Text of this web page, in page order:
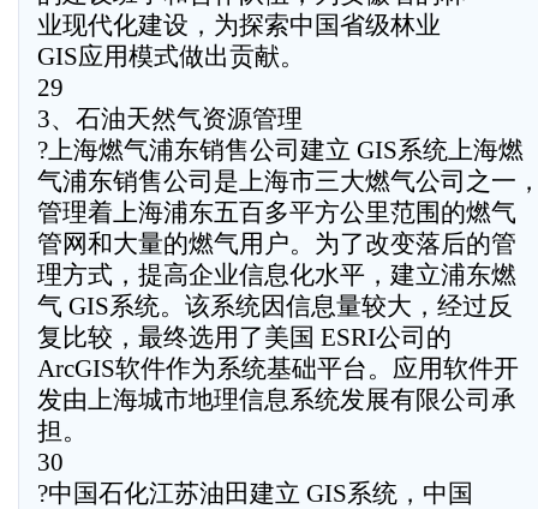
业现代化建设，为探索中国省级林业
GIS应用模式做出贡献。
29
3、石油天然气资源管理
?上海燃气浦东销售公司建立 GIS系统上海燃
气浦东销售公司是上海市三大燃气公司之一
管理着上海浦东五百多平方公里范围的燃气
管网和大量的燃气用户。为了改变落后的管
理方式，提高企业信息化水平，建立浦东燃
气 GIS系统。该系统因信息量较大，经过反
复比较，最终选用了美国 ESRI公司的
ArcGIS软件作为系统基础平台。应用软件开
发由上海城市地理信息系统发展有限公司承
担。
30
?中国石化江苏油田建立 GIS系统，中国